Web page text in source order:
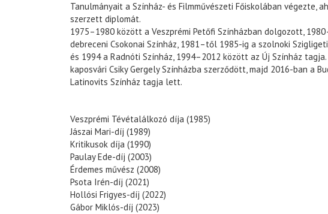
Tanulmányait a Színház- és Filmművészeti Főiskolában végezte,
szerzett diplomát.
1975–1980 között a Veszprémi Petőfi Színházban dolgozott,
debreceni Csokonai Színház, 1981–től 1985-ig a szolnoki
és 1994 a Radnóti Színház, 1994–2012 között az Új Színház
kaposvári Csiky Gergely Színházba szerződött, majd 2016-ban a
Latinovits Színház tagja lett.
Veszprémi Tévétalálkozó díja (1985)
Jászai Mari-díj (1989)
Kritikusok díja (1990)
Paulay Ede-díj (2003)
Érdemes művész (2008)
Psota Irén-díj (2021)
Hollósi Frigyes-díj (2022)
Gábor Miklós-díj (2023)